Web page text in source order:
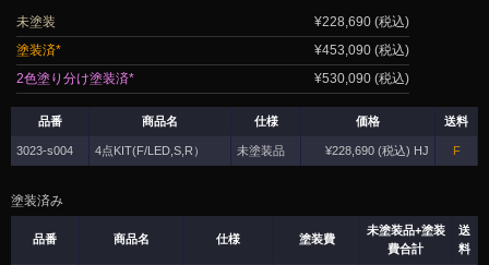
未塗装
¥228,690 (税込)
塗装済*
¥453,090 (税込)
2色塗り分け塗装済*
¥530,090 (税込)
品番 商品名 仕様 価格 送料
3023-s004 4点KIT(F/LED,S,R） 未塗装品 ¥228,690 (税込) HJ F
塗装済み
品番 商品名 仕様 塗装費
未塗装品+塗装
費合計
送
料